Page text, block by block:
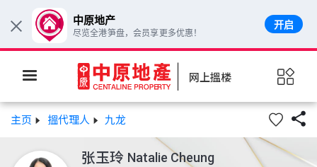
网上搵楼
主页 搵代理人 九龙 
张玉玲 Natalie Cheung
× 中原地产
尽览全港笋盘，会员享更多优惠！
开启